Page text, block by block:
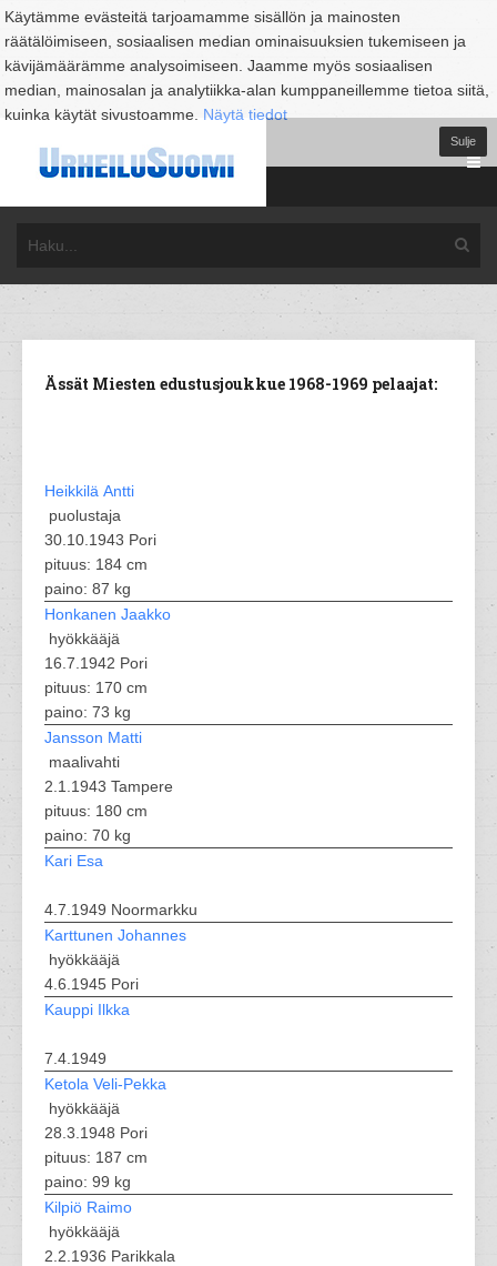
Käytämme evästeitä tarjoamamme sisällön ja mainosten
räätälöimiseen, sosiaalisen median ominaisuuksien tukemiseen ja
kävijämäärämme analysoimiseen. Jaamme myös sosiaalisen
median, mainosalan ja analytiikka-alan kumppaneillemme tietoa siitä,
kuinka käytät sivustoamme. Näytä tiedot
Sulje
Ässät Miesten edustusjoukkue 1968-1969 pelaajat:
Heikkilä Antti
puolustaja
30.10.1943 Pori
pituus: 184 cm
paino: 87 kg
Honkanen Jaakko
hyökkääjä
16.7.1942 Pori
pituus: 170 cm
paino: 73 kg
Jansson Matti
maalivahti
2.1.1943 Tampere
pituus: 180 cm
paino: 70 kg
Kari Esa
4.7.1949 Noormarkku
Karttunen Johannes
hyökkääjä
4.6.1945 Pori
Kauppi Ilkka
7.4.1949
Ketola Veli-Pekka
hyökkääjä
28.3.1948 Pori
pituus: 187 cm
paino: 99 kg
Kilpiö Raimo
hyökkääjä
2.2.1936 Parikkala